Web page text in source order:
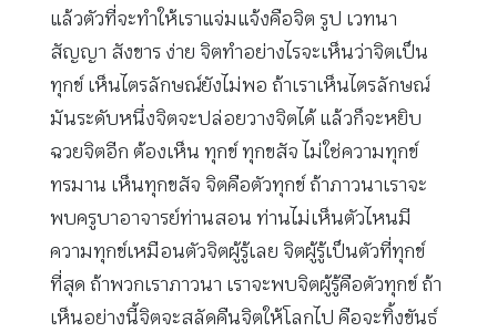
แล้วตัวที่จะทําให้เราแจ่มแจ้งคือจิต รูป เวทนา
สัญญา สังขาร ง่าย จิตทําอย่างไรจะเห็นว่าจิตเป็น
ทุกข์ เห็นไตรลักษณ์ยังไม่พอ ถ้าเราเห็นไตรลักษณ์
มันระดับหนึ่งจิตจะปล่อยวางจิตได้ แล้วก็จะหยิบ
ฉวยจิตอีก ต้องเห็น ทุกข์ ทุกขสัจ ไม่ใช่ความทุกข์
ทรมาน เห็นทุกขสัจ จิตคือตัวทุกข์ ถ้าภาวนาเราจะ
พบครูบาอาจารย์ท่านสอน ท่านไม่เห็นตัวไหนมี
ความทุกข์เหมือนตัวจิตผู้รู้เลย จิตผู้รู้เป็นตัวที่ทุกข์
ที่สุด ถ้าพวกเราภาวนา เราจะพบจิตผู้รู้คือตัวทุกข์ ถ้า
เห็นอย่างนี้จิตจะสลัดคืนจิตให้โลกไป คือจะทิ้งขันธ์